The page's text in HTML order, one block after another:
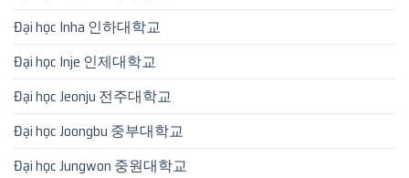
Đại học Inha 인하대학교
Đại học Inje 인제대학교
Đại học Jeonju 전주대학교
Đại học Joongbu 중부대학교
Đại học Jungwon 중원대학교